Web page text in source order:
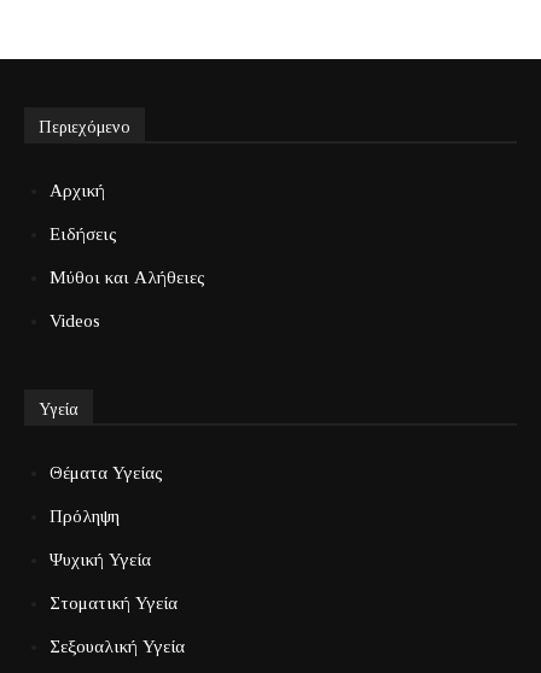
Περιεχόμενο
Αρχική
Ειδήσεις
Μύθοι και Αλήθειες
Videos
Υγεία
Θέματα Υγείας
Πρόληψη
Ψυχική Υγεία
Στοματική Υγεία
Σεξουαλική Υγεία